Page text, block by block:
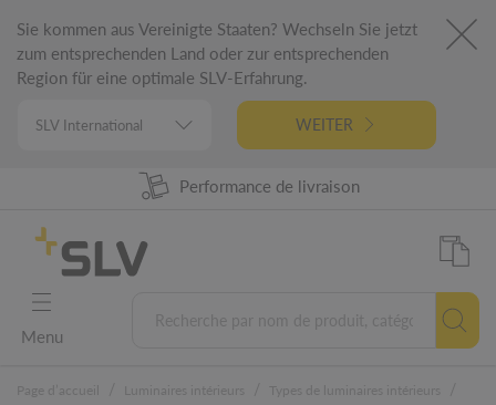
Sie kommen aus Vereinigte Staaten? Wechseln Sie jetzt
zum entsprechenden Land oder zur entsprechenden
Region für eine optimale SLV-Erfahrung.
WEITER
Disponibilité produit à 98%
Performance de livraison
Garantie 5 ans
Conception Allemande
Menu